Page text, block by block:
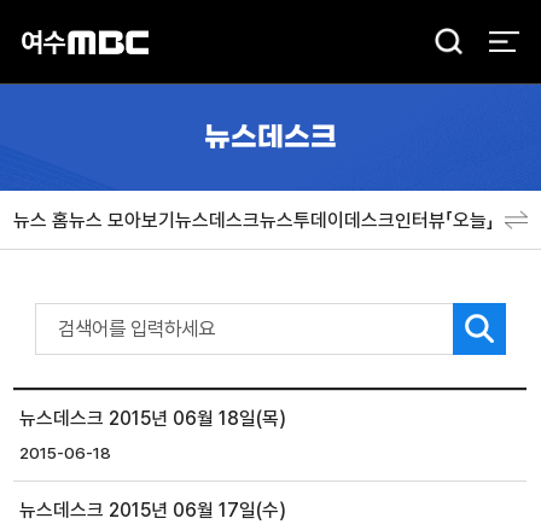
검
뉴스데스크
뉴스 홈뉴스 모아보기뉴스데스크뉴스투데이데스크인터뷰「오늘」 분야
뉴스데스크 2015년 06월 18일(목)
2015-06-18
뉴스데스크 2015년 06월 17일(수)